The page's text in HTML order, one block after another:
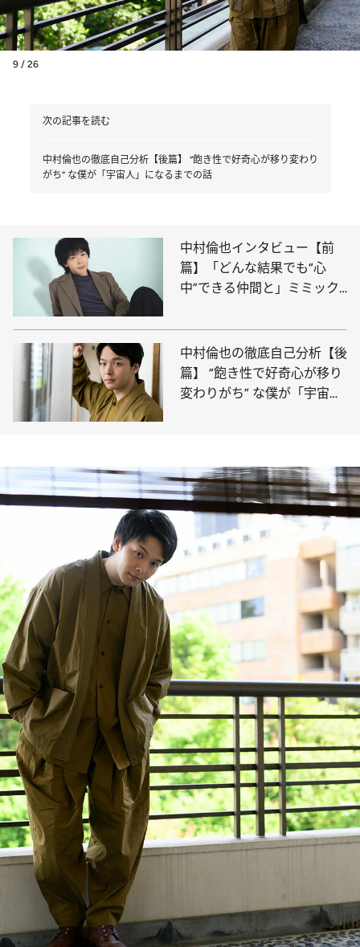
9 / 26
次の記事を読む
中村倫也の徹底自己分析【後篇】 “飽き性で好奇心が移り変わり
がち” な僕が「宇宙人」になるまでの話
中村倫也インタビュー【前
篇】「どんな結果でも“心
中”できる仲間と」ミミック
中村倫也の徹底自己分析【後
篇】 “飽き性で好奇心が移り
変わりがち” な僕が「宇宙